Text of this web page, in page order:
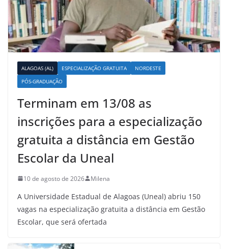
ALAGOAS (AL) ESPECIALIZAÇÃO GRATUITA
NORDESTE
PÓS-GRADUAÇÃO
Terminam em 13/08 as
inscrições para a especialização
gratuita a distância em Gestão
Escolar da Uneal
10 de agosto de 2026 Milena
A Universidade Estadual de Alagoas (Uneal) abriu 150
vagas na especialização gratuita a distância em Gestão
Escolar, que será ofertada